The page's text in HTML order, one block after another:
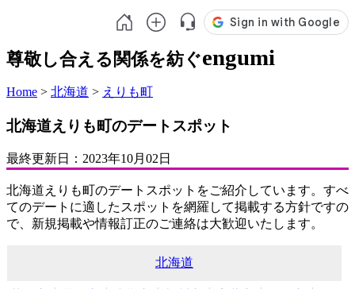
尊敬し合える関係を紡ぐengumi
Home > 北海道 > えりも町
北海道えりも町のデートスポット
最終更新日： 2023年10月02日
北海道えりも町のデートスポットをご紹介しています。すべ
てのデートに適したスポットを網羅して掲載する方針ですの
で、新規掲載や情報訂正のご連絡は大歓迎いたします。
北海道